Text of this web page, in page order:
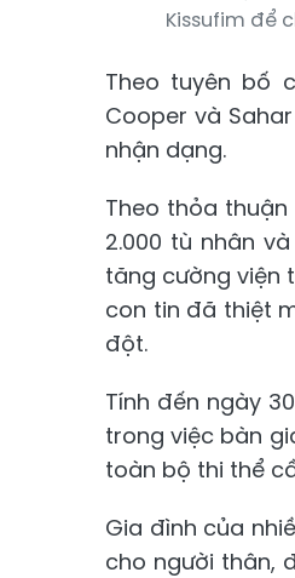
Kissufim để
Theo tuyên bố
Cooper và
nhận dạng.
Theo thỏa
2.000 tù nhân
tăng cường viện
con tin đã thiệt
đột.
Tính đến ngày
trong việc bàn
toàn bộ thi thể
Gia đình của
cho người thân,